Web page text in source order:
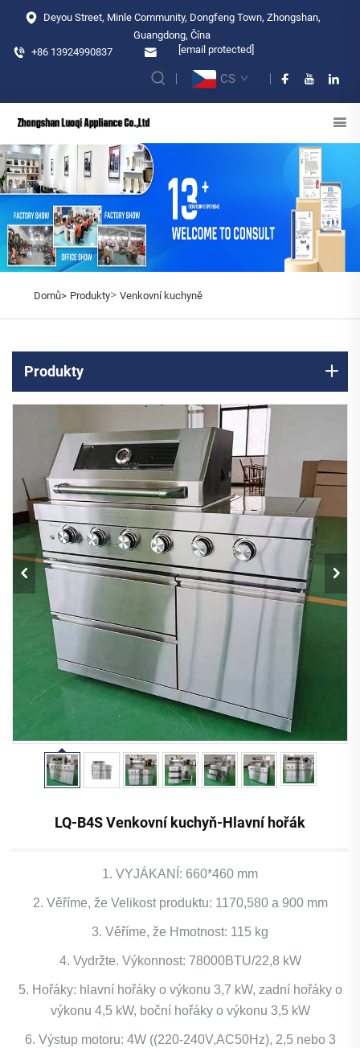
Deyou Street, Minle Community, Dongfeng Town, Zhongshan,
Guangdong, Čína
+86 13924990837
[email protected]
CS
Domů> Produkty> Venkovní kuchyně
Produkty
LQ-B4S Venkovní kuchyň-Hlavní hořák
1. VYJÁKANÍ: 660*460 mm
2. Věříme, že Velikost produktu: 1170,580 a 900 mm
3. Věříme, že Hmotnost: 115 kg
4. Vydržte. Výkonnost: 78000BTU/22,8 kW
5. Hořáky: hlavní hořáky o výkonu 3,7 kW, zadní hořáky o
výkonu 4,5 kW, boční hořáky o výkonu 3,5 kW
6. Výstup motoru: 4W ((220-240V,AC50Hz), 2,5 nebo 3